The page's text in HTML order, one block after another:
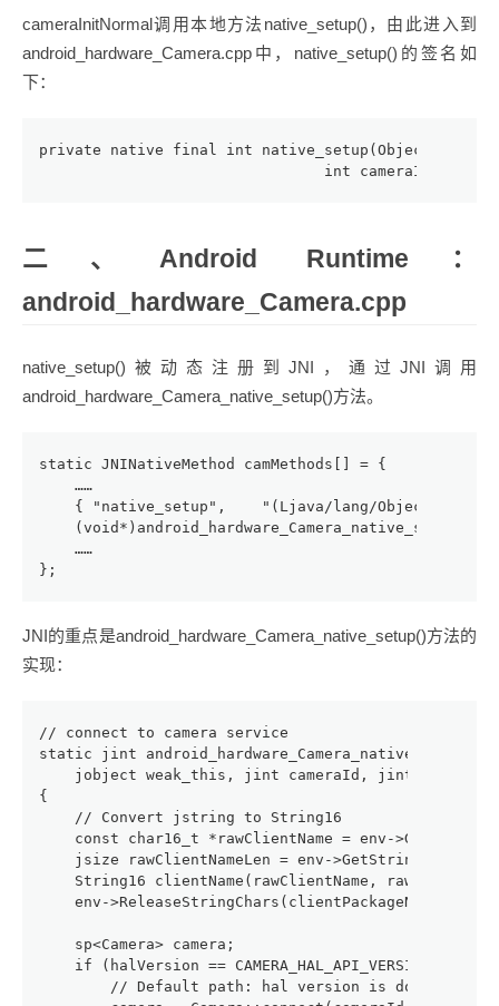
cameraInitNormal调用本地方法native_setup()，由此进入到
android_hardware_Camera.cpp中，native_setup()的签名如
下：
private native final int native_setup(Object
int cameraId, int
二、Android Runtime：
android_hardware_Camera.cpp
native_setup()被动态注册到JNI，通过JNI调用
android_hardware_Camera_native_setup()方法。
static JNINativeMethod camMethods[] = {
    ……
{ "native_setup",    "(Ljava/lang/
    (void*)android_hardware_Camera_native_setup }
    ……
};
JNI的重点是android_hardware_Camera_native_setup()方法的
实现：
// connect to camera service
static jint
jobject weak_this, jint cameraId, jint
{
    // Convert jstring to String16
const char16_t *rawClientName = env-
jsize rawClientNameLen = env-
String16 clientName(rawClientName,
env->ReleaseStringChars(clientPackageName,
    sp<Camera> camera;
if (halVersion ==
// Default path: hal version is don't